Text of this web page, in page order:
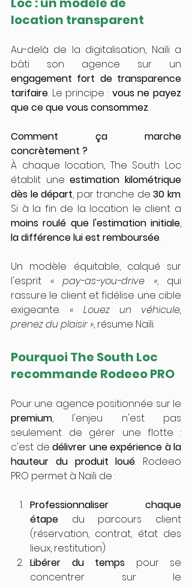
location transparent
Au-delà de la digitalisation, Naïli a
engagement fort de transparence
tarifaire. Le principe : vous ne payez
que ce que vous consommez.
Comment ça marche
concrètement ?
À chaque location, The South Loc
établit une estimation kilométrique
dès le départ, par tranche de 30 km.
moins roulé que l'estimation initiale
la différence lui est remboursée.
Un modèle équitable, calqué sur
l'esprit « pay-as-you-drive », qui
rassure le client et fidélise une cible
exigeante. « Louez un véhicule,
prenez du plaisir », résume Naïli.
Pourquoi The South Loc
recommande Rodeeo PRO
premium, l'enjeu n'est pas
seulement de gérer une flotte :
c'est de délivrer une expérience à la
hauteur du produit loué. Rodeeo
PRO permet à Naïli de :
Professionnaliser chaque
étape du parcours client
(réservation, contrat, état des
lieux, restitution)
Libérer du temps pour se
concentrer sur le